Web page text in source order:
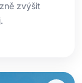
zvýšit